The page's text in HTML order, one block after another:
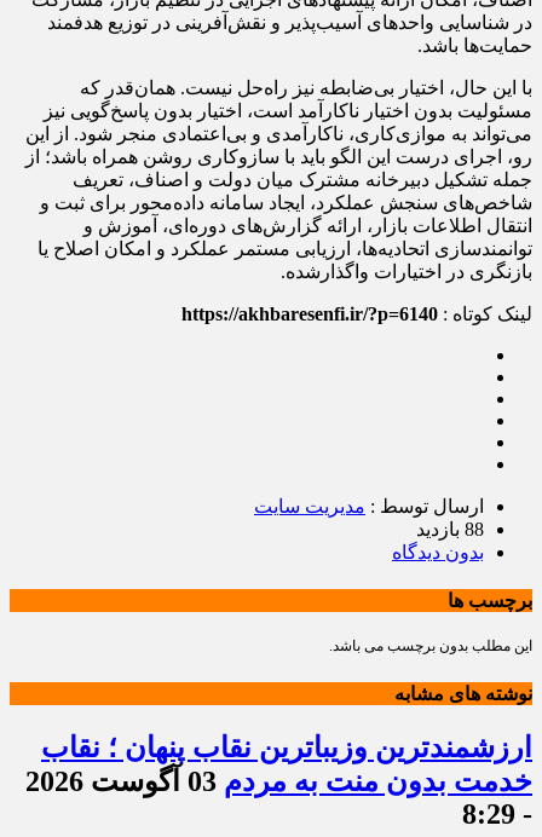
در شناسایی واحد‌های آسیب‌پذیر و نقش‌آفرینی در توزیع هدفمند
حمایت‌ها باشد.
با این حال، اختیار بی‌ضابطه نیز راه‌حل نیست. همان‌قدر که
مسئولیت بدون اختیار ناکارآمد است، اختیار بدون پاسخ‌گویی نیز
می‌تواند به موازی‌کاری، ناکارآمدی و بی‌اعتمادی منجر شود. از این
رو، اجرای درست این الگو باید با سازوکاری روشن همراه باشد؛ از
جمله تشکیل دبیرخانه مشترک میان دولت و اصناف، تعریف
شاخص‌های سنجش عملکرد، ایجاد سامانه داده‌محور برای ثبت و
انتقال اطلاعات بازار، ارائه گزارش‌های دوره‌ای، آموزش و
توانمندسازی اتحادیه‌ها، ارزیابی مستمر عملکرد و امکان اصلاح یا
بازنگری در اختیارات واگذارشده.
لینک کوتاه : https://akhbaresenfi.ir/?p=6140
ارسال توسط : مدیریت سایت
88 بازدید
بدون دیدگاه
برچسب ها
این مطلب بدون برچسب می باشد.
نوشته های مشابه
ارزشمندترین وزیباترین نقاب پنهان ؛ نقاب
خدمت بدون منت به مردم
03 آگوست 2026
- 8:29